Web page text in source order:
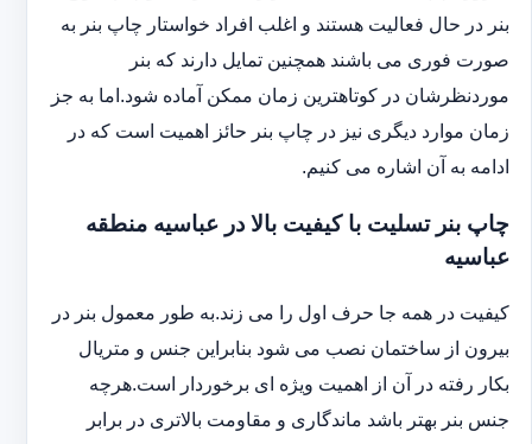
بنر در حال فعالیت هستند و اغلب افراد خواستار چاپ بنر به
صورت فوری می باشند همچنین تمایل دارند که بنر
موردنظرشان در کوتاهترین زمان ممکن آماده شود.اما به جز
زمان موارد دیگری نیز در چاپ بنر حائز اهمیت است که در
ادامه به آن اشاره می کنیم.
چاپ بنر تسلیت با کیفیت بالا در عباسیه منطقه
عباسیه
کیفیت در همه جا حرف اول را می زند.به طور معمول بنر در
بیرون از ساختمان نصب می شود بنابراین جنس و متریال
بکار رفته در آن از اهمیت ویژه ای برخوردار است.هرچه
جنس بنر بهتر باشد ماندگاری و مقاومت بالاتری در برابر